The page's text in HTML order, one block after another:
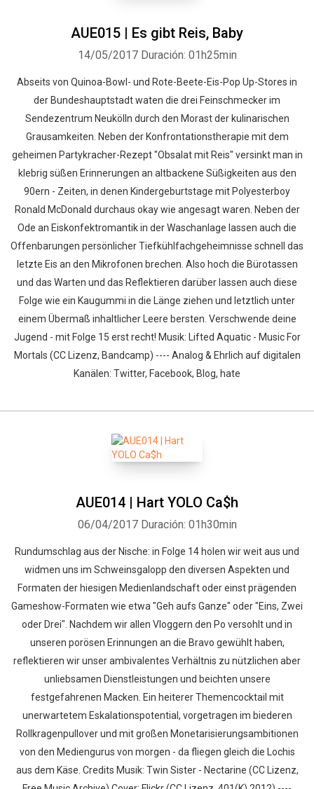
AUE015 | Es gibt Reis, Baby
14/05/2017 Duración: 01h25min
Abseits von Quinoa-Bowl- und Rote-Beete-Eis-Pop Up-Stores in
der Bundeshauptstadt waten die drei Feinschmecker im
Sendezentrum Neukölln durch den Morast der kulinarischen
Grausamkeiten. Neben der Konfrontationstherapie mit dem
geheimen Partykracher-Rezept "Obsalat mit Reis" versinkt man in
klebrig süßen Erinnerungen an altbackene Süßigkeiten aus den
90ern - Zeiten, in denen Kindergeburtstage mit Polyesterboy
Ronald McDonald durchaus okay wie angesagt waren. Neben der
Ode an Eiskonfektromantik in der Waschanlage lassen auch die
Offenbarungen persönlicher Tiefkühlfachgeheimnisse schnell das
letzte Eis an den Mikrofonen brechen. Also hoch die Bürotassen
und das Warten und das Reflektieren darüber lassen auch diese
Folge wie ein Kaugummi in die Länge ziehen und letztlich unter
einem Übermaß inhaltlicher Leere bersten. Verschwende deine
Jugend - mit Folge 15 erst recht! Musik: Lifted Aquatic - Music For
Mortals (CC Lizenz, Bandcamp) ---- Analog & Ehrlich auf digitalen
Kanälen: Twitter, Facebook, Blog, hate
AUE014 | Hart YOLO Ca$h
06/04/2017 Duración: 01h30min
Rundumschlag aus der Nische: in Folge 14 holen wir weit aus und
widmen uns im Schweinsgalopp den diversen Aspekten und
Formaten der hiesigen Medienlandschaft oder einst prägenden
Gameshow-Formaten wie etwa "Geh aufs Ganze" oder "Eins, Zwei
oder Drei". Nachdem wir allen Vloggern den Po versohlt und in
unseren porösen Erinnungen an die Bravo gewühlt haben,
reflektieren wir unser ambivalentes Verhältnis zu nützlichen aber
unliebsamen Dienstleistungen und beichten unsere
festgefahrenen Macken. Ein heiterer Themencocktail mit
unerwartetem Eskalationspotential, vorgetragen im biederen
Rollkragenpullover und mit großen Monetarisierungsambitionen
von den Mediengurus von morgen - da fliegen gleich die Lochis
aus dem Käse. Credits Musik: Twin Sister - Nectarine (CC Lizenz,